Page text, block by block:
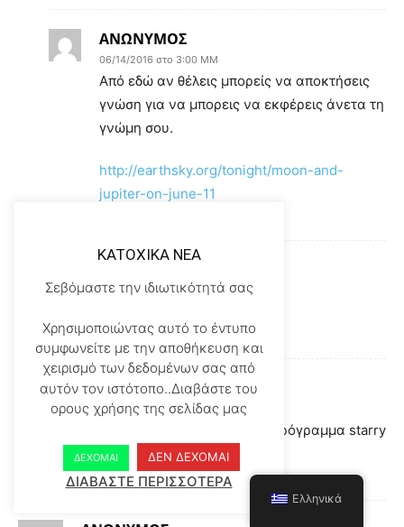
ΑΝΩΝΥΜΟΣ
06/14/2016 στο 3:00 ΜΜ
Από εδώ αν θέλεις μπορείς να αποκτήσεις
γνώση για να μπορεις να εκφέρεις άνετα τη
γνώμη σου.
http://earthsky.org/tonight/moon-and-
jupiter-on-june-11
06/14/2016 στο 2:14 ΜΜ
Απάντηση
Θάνος
06/14/2016 στο 7:41 ΜΜ
Σύμφωνα με το αστρονομικό πρόγραμμα starry
night είναι ο Δίας.
Απάντηση
KATOXIKA NEA
Σεβόμαστε την ιδιωτικότητά σας
Χρησιμοποιώντας αυτό το έντυπο
συμφωνείτε με την αποθήκευση και
χειρισμό των δεδομένων σας από
αυτόν τον ιστότοπο..Διαβάστε του
ορους χρήσης της σελίδας μας
ΔΕΧΟΜΑΙ ΔΕΝ ΔΕΧΟΜΑΙ
ΔΙΑΒΑΣΤΕ ΠΕΡΙΣΣΟΤΕΡΑ
Ελληνικά